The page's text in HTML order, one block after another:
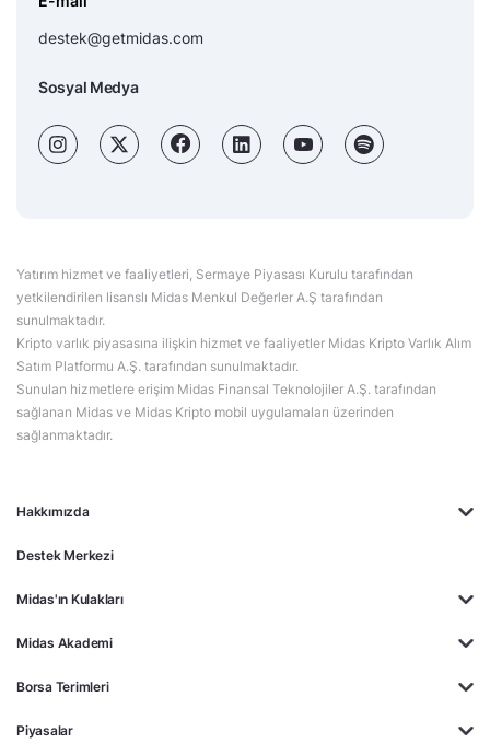
Hakkımızda
Destek Merkezi
Midas'ın Kulakları
Midas Akademi
Borsa Terimleri
Piyasalar
destek@getmidas.com
Sosyal Medya
Yatırım hizmet ve faaliyetleri, Sermaye Piyasası Kurulu tarafından
yetkilendirilen lisanslı Midas Menkul Değerler A.Ş tarafından
sunulmaktadır.
Kripto varlık piyasasına ilişkin hizmet ve faaliyetler Midas Kripto Varlık Alım
Satım Platformu A.Ş. tarafından sunulmaktadır.
Sunulan hizmetlere erişim Midas Finansal Teknolojiler A.Ş. tarafından
sağlanan Midas ve Midas Kripto mobil uygulamaları üzerinden
sağlanmaktadır.